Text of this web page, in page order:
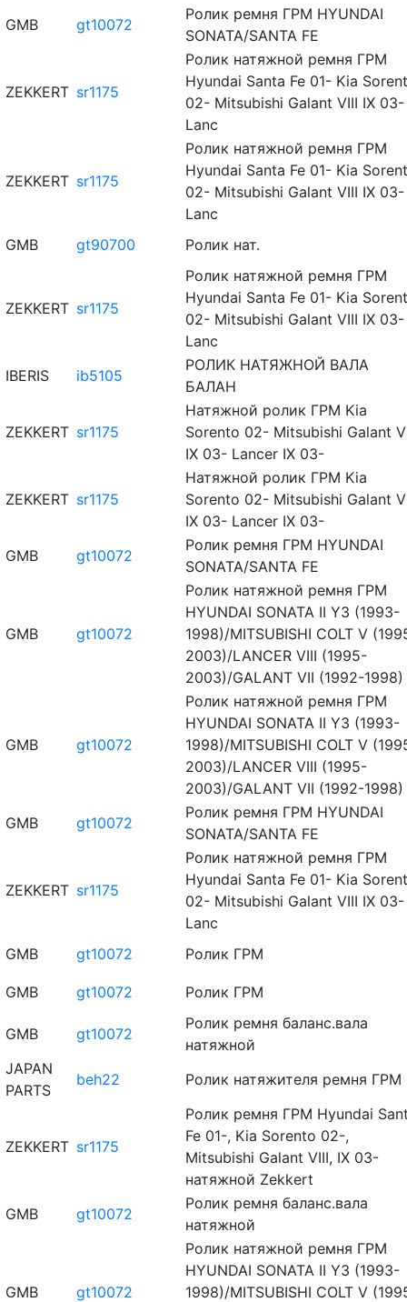
GMB
gt10072
Ролик ремня ГРМ HYUNDAI
SONATA/SANTA FE
ZEKKERT sr1175
Ролик натяжной ремня ГРМ
Hyundai Santa Fe 01- Kia
02- Mitsubishi Galant VIII IX 03-
Lanc
ZEKKERT sr1175
Ролик натяжной ремня ГРМ
Hyundai Santa Fe 01- Kia
02- Mitsubishi Galant VIII IX 03-
Lanc
GMB
gt90700 Ролик нат.
ZEKKERT sr1175
Ролик натяжной ремня ГРМ
Hyundai Santa Fe 01- Kia
02- Mitsubishi Galant VIII IX 03-
Lanc
IBERIS
ib5105
РОЛИК НАТЯЖНОЙ ВАЛА
БАЛАН
ZEKKERT sr1175
Натяжной ролик ГРМ Kia
Sorento 02- Mitsubishi Galant
IX 03- Lancer IX 03-
ZEKKERT sr1175
Натяжной ролик ГРМ Kia
Sorento 02- Mitsubishi Galant
IX 03- Lancer IX 03-
GMB
gt10072
Ролик ремня ГРМ HYUNDAI
SONATA/SANTA FE
GMB gt10072
Ролик натяжной ремня ГРМ
HYUNDAI SONATA II Y3 (1993-
1998)/MITSUBISHI COLT V
2003)/LANCER VIII (1995-
2003)/GALANT VII (1992-1998)
GMB gt10072
Ролик натяжной ремня ГРМ
HYUNDAI SONATA II Y3 (1993-
1998)/MITSUBISHI COLT V
2003)/LANCER VIII (1995-
2003)/GALANT VII (1992-1998)
GMB
gt10072
Ролик ремня ГРМ HYUNDAI
SONATA/SANTA FE
ZEKKERT sr1175
Ролик натяжной ремня ГРМ
Hyundai Santa Fe 01- Kia
02- Mitsubishi Galant VIII IX 03-
Lanc
GMB
gt10072 Ролик ГРМ
GMB gt10072 Ролик ГРМ
GMB gt10072
Ролик ремня баланс.вала
натяжной
JAPAN
PARTS
beh22 Ролик натяжителя ремня ГРМ
ZEKKERT sr1175
Ролик ремня ГРМ Hyundai
Fe 01-, Kia Sorento 02-,
Mitsubishi Galant VIII, IX 03-
натяжной Zekkert
GMB
gt10072
Ролик ремня баланс.вала
натяжной
GMB gt10072
Ролик натяжной ремня ГРМ
HYUNDAI SONATA II Y3 (1993-
1998)/MITSUBISHI COLT V